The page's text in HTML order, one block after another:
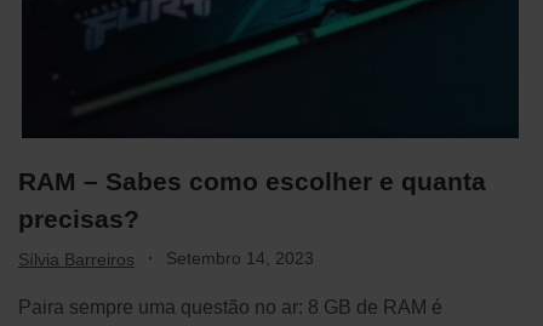
RAM – Sabes como escolher e quanta
precisas?
Sílvia Barreiros · Setembro 14, 2023
Paira sempre uma questão no ar: 8 GB de RAM é